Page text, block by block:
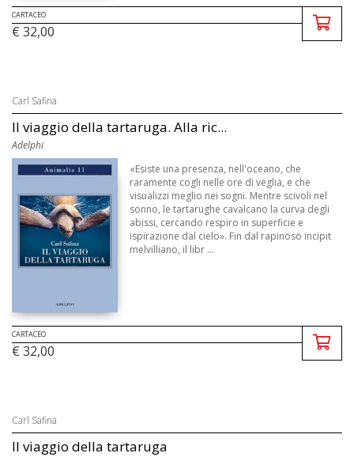
CARTACEO
€ 32,00
Carl Safina
Il viaggio della tartaruga. Alla ric...
Adelphi
«Esiste una presenza, nell'oceano, che
raramente cogli nelle ore di veglia, e che
visualizzi meglio nei sogni. Mentre scivoli nel
sonno, le tartarughe cavalcano la curva degli
abissi, cercando respiro in superficie e
ispirazione dal cielo». Fin dal rapinoso incipit
melvilliano, il libr ...
CARTACEO
€ 32,00
Carl Safina
Il viaggio della tartaruga